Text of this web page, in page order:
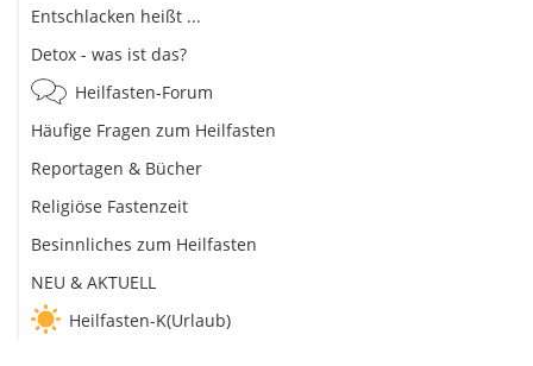
Entschlacken heißt ...
Detox - was ist das?
Heilfasten-Forum
Häufige Fragen zum Heilfasten
Reportagen & Bücher
Religiöse Fastenzeit
Besinnliches zum Heilfasten
NEU & AKTUELL
Heilfasten-K(Urlaub)